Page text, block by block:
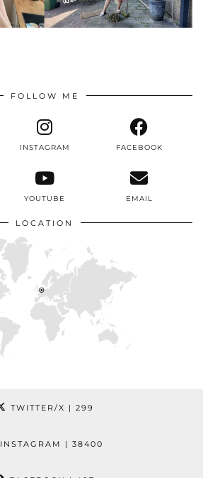
FOLLOW ME
INSTAGRAM FACEBOOK
YOUTUBE EMAIL
LOCATION
TWITTER/X | 299
INSTAGRAM | 38400